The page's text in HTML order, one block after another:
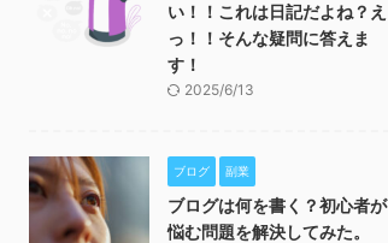
い！！これは日記だよね？え
っ！！そんな疑問に答えま
す！
2025/6/13
ブログ 副業
ブログは何を書く？初心者が
悩む問題を解決してみた。